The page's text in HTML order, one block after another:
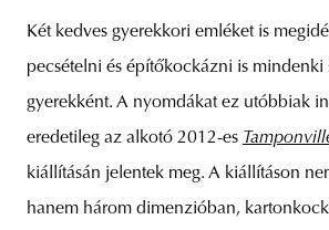
Két kedves gyerekkori emléket is
pecsételni és építőkockázni is mindenki
gyerekként. A nyomdákat ez utóbbiak
eredetileg az alkotó 2012-es
kiállításán jelentek meg. A kiállításon
hanem három dimenzióban,